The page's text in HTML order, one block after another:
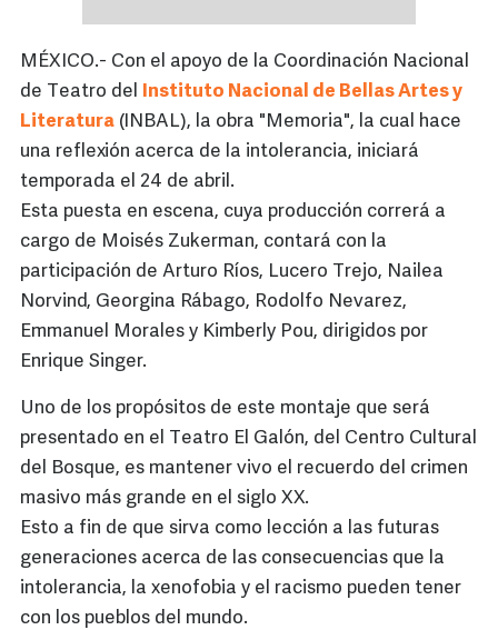
MÉXICO.- Con el apoyo de la Coordinación Nacional
de Teatro del
Instituto Nacional de Bellas Artes y
Literatura (INBAL), la obra "Memoria", la cual hace
una reflexión acerca de la intolerancia, iniciará
temporada el 24 de abril.
Esta puesta en escena, cuya producción correrá a
cargo de Moisés Zukerman, contará con la
participación de Arturo Ríos, Lucero Trejo, Nailea
Norvind, Georgina Rábago, Rodolfo Nevarez,
Emmanuel Morales y Kimberly Pou, dirigidos por
Enrique Singer.
Uno de los propósitos de este montaje que será
presentado en el Teatro El Galón, del Centro Cultural
del Bosque, es mantener vivo el recuerdo del crimen
masivo más grande en el siglo XX.
Esto a fin de que sirva como lección a las futuras
generaciones acerca de las consecuencias que la
intolerancia, la xenofobia y el racismo pueden tener
con los pueblos del mundo.